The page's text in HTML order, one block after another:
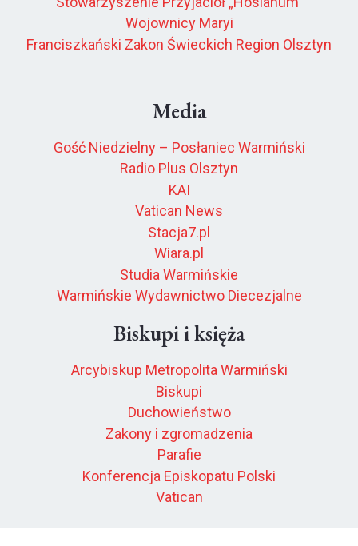
Wojownicy Maryi
Franciszkański Zakon Świeckich Region Olsztyn
Media
Gość Niedzielny – Posłaniec Warmiński
Radio Plus Olsztyn
KAI
Vatican News
Stacja7.pl
Wiara.pl
Studia Warmińskie
Warmińskie Wydawnictwo Diecezjalne
Biskupi i księża
Arcybiskup Metropolita Warmiński
Biskupi
Duchowieństwo
Zakony i zgromadzenia
Parafie
Konferencja Episkopatu Polski
Vatican